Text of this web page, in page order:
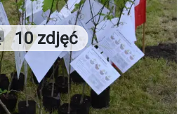
Liczba zdjęć
10 zdjęć